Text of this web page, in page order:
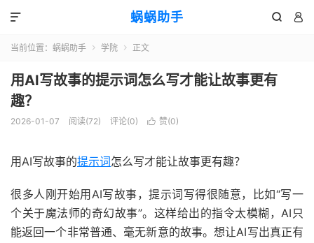
蜗蜗助手  

当前位置： 蜗蜗助手  学院  正文
用AI写故事的提示词怎么写才能让故事更有
趣？
2026-01-07 阅读(72) 评论(0)  赞(0)
用AI写故事的提示词怎么写才能让故事更有趣？
很多人刚开始用AI写故事，提示词写得很随意，比如“写一
个关于魔法师的奇幻故事”。这样给出的指令太模糊，AI只
能返回一个非常普通、毫无新意的故事。想让AI写出真正有